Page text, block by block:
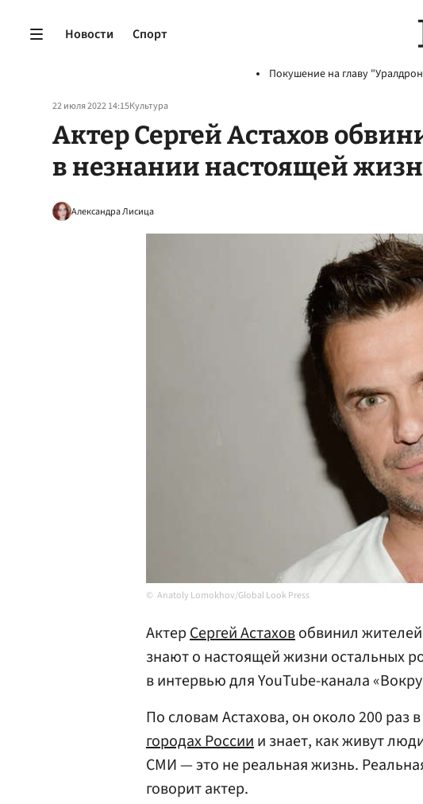
Новости Спорт
Покушение на главу
22 июля 2022 14:15Культура
Актер Сергей Астахов
в незнании настоящей
Александра Лисица
Anatoly Lomokhov/Global Look Press
АктерСергей Астаховобвинил жителей
знают о настоящей жизни остальных
в интервью для YouTube-канала
По словам Астахова, он около 200 раз
городах Россиии знает, как живут
СМИ — это не реальная жизнь.
говорит актер.